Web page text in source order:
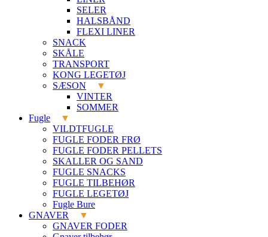
SELER
HALSBÅND
FLEXI LINER
SNACK
SKÅLE
TRANSPORT
KONG LEGETØJ
SÆSON
VINTER
SOMMER
Fugle
VILDTFUGLE
FUGLE FODER FRØ
FUGLE FODER PELLETS
SKALLER OG SAND
FUGLE SNACKS
FUGLE TILBEHØR
FUGLE LEGETØJ
Fugle Bure
GNAVER
GNAVER FODER